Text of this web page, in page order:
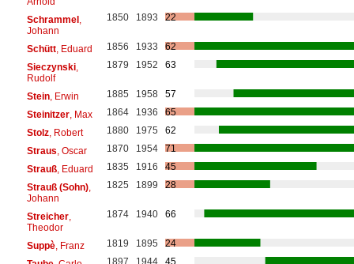
Schrammel,
Johann
1850 1893 22
Schütt, Eduard 1856 1933
62
Sieczynski,
Rudolf
1879 1952 63
Stein, Erwin 1885 1958
57
Steinitzer, Max 1864 1936
65
Stolz, Robert 1880 1975
62
Straus , Oscar 1870 1954
71
Strauß, Eduard 1835 1916
45
Strauß (Sohn),
Johann
1825 1899 28
Streicher,
Theodor
1874 1940 66
Suppè, Franz 1819 1895
24
1897 1944 45